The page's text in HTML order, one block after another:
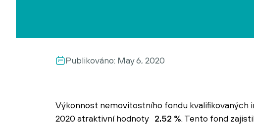
Publikováno: May 6, 2020
Výkonnost nemovitostního fondu kvalifikovaných
2020 atraktivní hodnoty 2,52 %. Tento fond